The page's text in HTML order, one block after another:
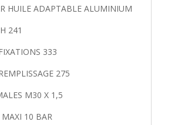
HUILE ADAPTABLE ALUMINIUM
241
333
275
M30 X 1,5
MAXI 10 BAR